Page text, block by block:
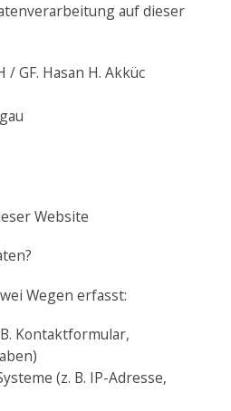
auf dieser
GF. Hasan H. Akküc
Website
Wegen erfasst:
Kontaktformular,
(z. B. IP-Adresse,